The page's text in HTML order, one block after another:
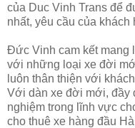
của Duc Vinh Trans để
nhất, yêu cầu của khách
Đức Vinh cam kết mang
với những loại xe đời
luôn thân thiện với
Với dàn xe đời mới, đầy
nghiệm trong lĩnh vực
cho thuê xe hàng đầu